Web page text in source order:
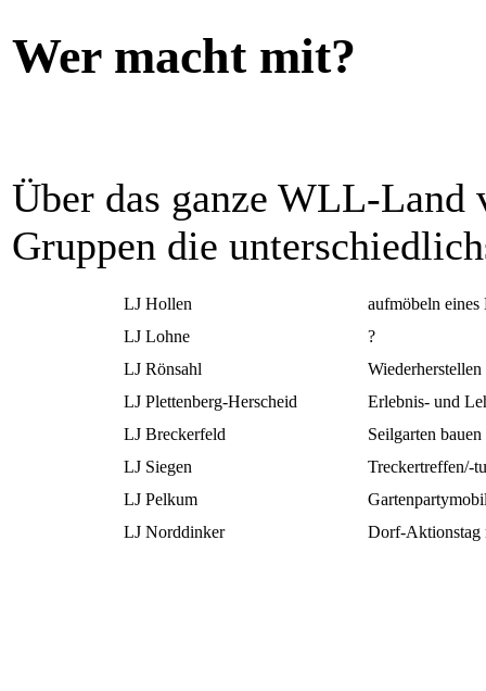
Wer macht mit?
Über das ganze WLL-Land
Gruppen die
LJ Hollen
aufmöbeln eines
LJ Lohne
?
LJ Rönsahl
LJ Plettenberg-Herscheid
Erlebnis- und
LJ Breckerfeld
Seilgarten bauen
LJ Siegen
Treckertreffen/-
LJ Pelkum
LJ Norddinker
Dorf-Aktionstag